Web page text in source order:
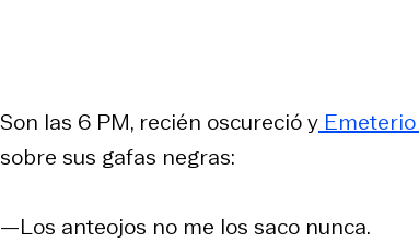
Son las 6 PM, recién oscureció y
sobre sus gafas negras:
—Los anteojos no me los saco nunca.